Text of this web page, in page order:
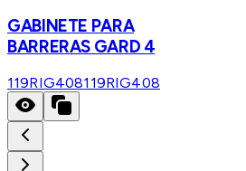
GABINETE PARA
BARRERAS GARD 4
119RIG408119RIG408